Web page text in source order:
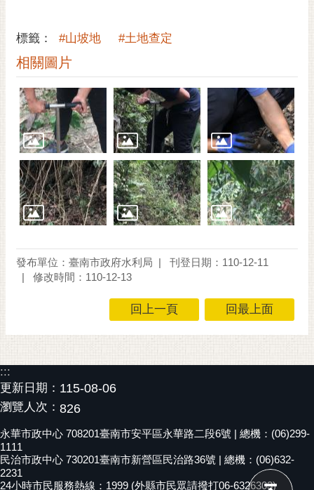
料
開
放
宣
告
市
府
交
通
位
置
標籤： #山坡地 #土地查定
相關圖片
發布單位：臺南市政府水利局
刊登日期：110-12-11
修改時間：110-12-13
回上一頁 回最上面
:::
更新日期： 115-08-06
瀏覽人次： 826
永華市政中心 708201臺南市安平區永華路二段6號 | 總機：(06)299-
1111
民治市政中心 730201臺南市新營區民治路36號 | 總機：(06)632-
2231
24小時市民服務熱線：1999 (外縣市民眾請撥打06-6326303)